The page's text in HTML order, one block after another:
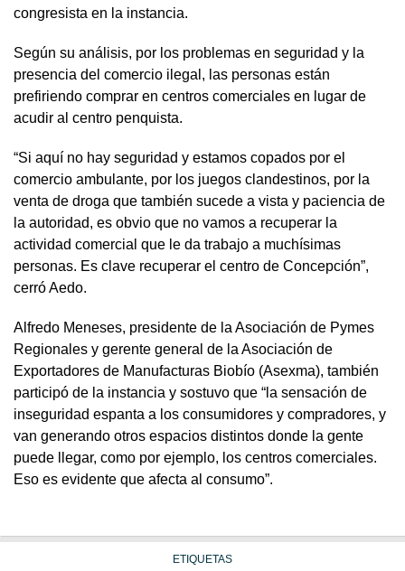
congresista en la instancia.
Según su análisis, por los problemas en seguridad y la
presencia del comercio ilegal, las personas están
prefiriendo comprar en centros comerciales en lugar de
acudir al centro penquista.
“Si aquí no hay seguridad y estamos copados por el
comercio ambulante, por los juegos clandestinos, por la
venta de droga que también sucede a vista y paciencia de
la autoridad, es obvio que no vamos a recuperar la
actividad comercial que le da trabajo a muchísimas
personas. Es clave recuperar el centro de Concepción”,
cerró Aedo.
Alfredo Meneses, presidente de la Asociación de Pymes
Regionales y gerente general de la Asociación de
Exportadores de Manufacturas Biobío (Asexma), también
participó de la instancia y sostuvo que “la sensación de
inseguridad espanta a los consumidores y compradores, y
van generando otros espacios distintos donde la gente
puede llegar, como por ejemplo, los centros comerciales.
Eso es evidente que afecta al consumo”.
ETIQUETAS